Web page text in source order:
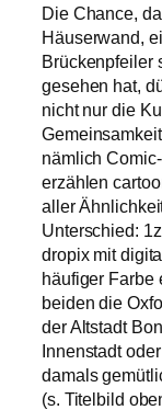
Die Chance,
Häuserwand,
Brückenpfeiler
gesehen hat,
nicht nur die
nämlich
erzählen
aller
Unterschied:
dropix mit
häufiger Farbe
beiden die
der Altstadt
Innenstadt
damals
(s. Titelbild